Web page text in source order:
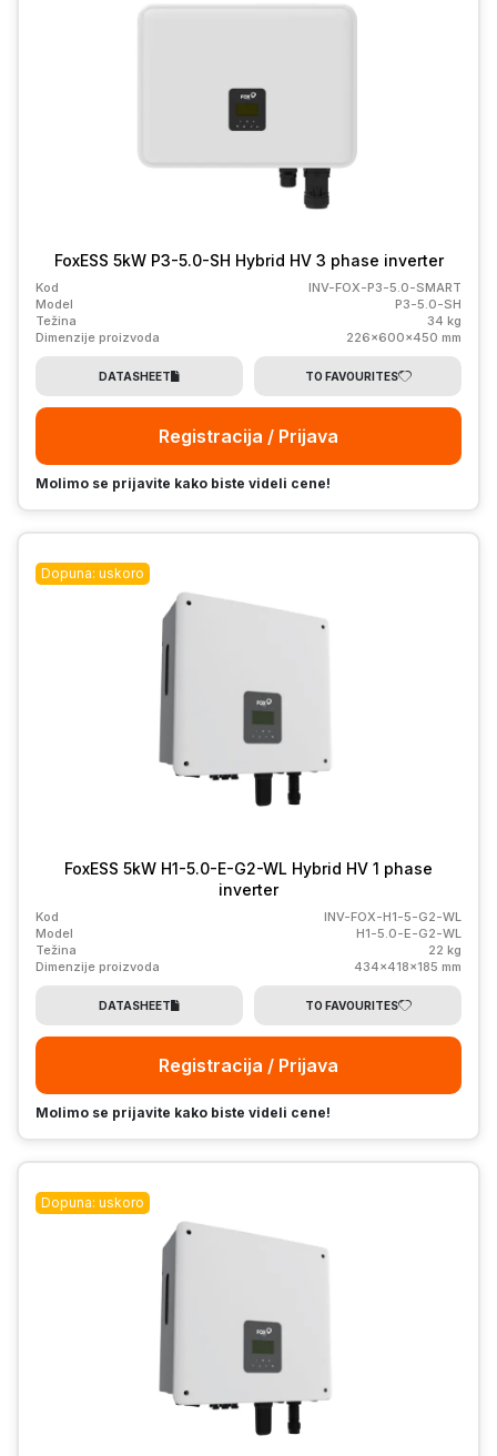
FoxESS 5kW P3-5.0-SH Hybrid HV 3 phase inverter
Kod
INV-FOX-P3-5.0-SMART
Model
P3-5.0-SH
Težina
34 kg
Dimenzije proizvoda
226x600x450 mm
DATASHEET TO FAVOURITES
Registracija / Prijava
Molimo se prijavite kako biste videli cene!
Dopuna: uskoro
FoxESS 5kW H1-5.0-E-G2-WL Hybrid HV 1 phase
inverter
Kod
INV-FOX-H1-5-G2-WL
Model
H1-5.0-E-G2-WL
Težina
22 kg
Dimenzije proizvoda
434x418x185 mm
DATASHEET TO FAVOURITES
Registracija / Prijava
Molimo se prijavite kako biste videli cene!
Dopuna: uskoro